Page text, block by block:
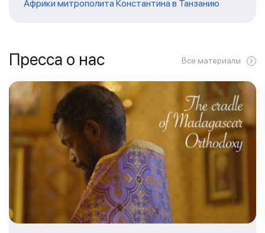
Африки митрополита Константина в Танзанию
Пресса о нас Все материалы